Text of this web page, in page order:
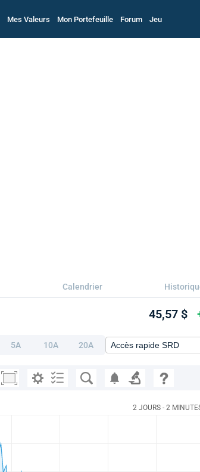
Mes Valeurs Mon Portefeuille Forum Jeu
Calendrier
45,57 $
5A 10A 20A
2 JOURS - 2